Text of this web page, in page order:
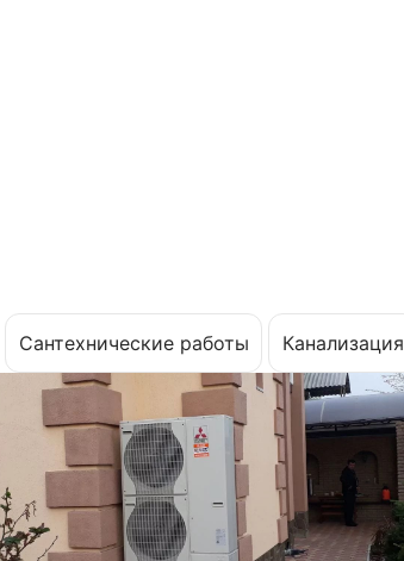
Сантехнические работы Канализация